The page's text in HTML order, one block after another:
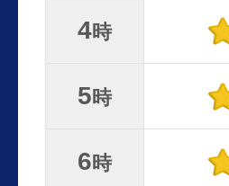
4時
5時
6時